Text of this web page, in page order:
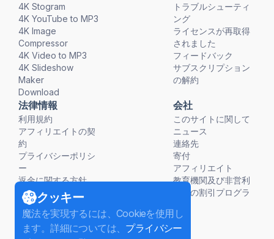
4K Stogram
4K YouTube to MP3
4K Image
Compressor
4K Video to MP3
4K Slideshow
Maker
Download
トラブルシューティ
ング
ライセンスが再取得
されました
フィードバック
サブスクリプション
の解約
法律情報
利用規約
アフィリエイトの契
約
プライバシーポリシ
ー
返金に関する方針
会社
このサイトに関して
ニュース
連絡先
寄付
アフィリエイト
教育機関及び非営利
団体の割引プログラ
クッキー
魔法を実現するには、Cookieを使用し
ます。詳細については、 プライバシー